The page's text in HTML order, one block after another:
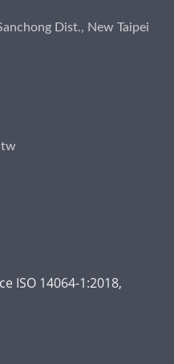
Dist., New Taipei
ISO 14064-1:2018,